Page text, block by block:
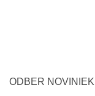
ODBER NOVINIEK